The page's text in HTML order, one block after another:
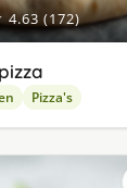
4.63 (172)
Pizza's